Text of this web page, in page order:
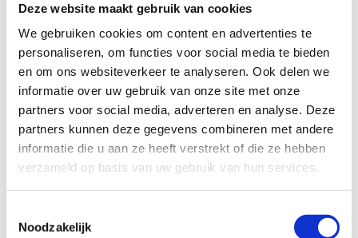
Deze website maakt gebruik van cookies
We gebruiken cookies om content en advertenties te
personaliseren, om functies voor social media te bieden
en om ons websiteverkeer te analyseren. Ook delen we
informatie over uw gebruik van onze site met onze
partners voor social media, adverteren en analyse. Deze
partners kunnen deze gegevens combineren met andere
informatie die u aan ze heeft verstrekt of die ze hebben
verzameld op basis van uw gebruik van hun services.
Noodzakelijk
Redder